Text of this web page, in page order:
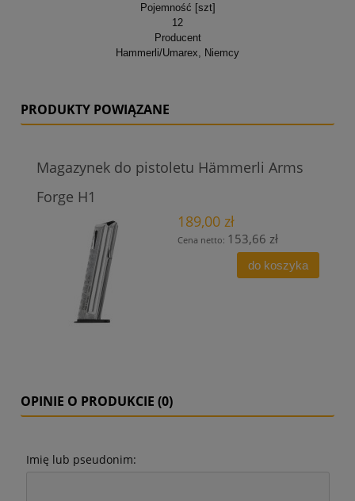
Pojemność [szt]
12
Producent
Hammerli/Umarex, Niemcy
PRODUKTY POWIĄZANE
Magazynek do pistoletu Hämmerli Arms
Forge H1
189,00 zł
Cena netto: 153,66 zł
do koszyka
OPINIE O PRODUKCIE (0)
Imię lub pseudonim: